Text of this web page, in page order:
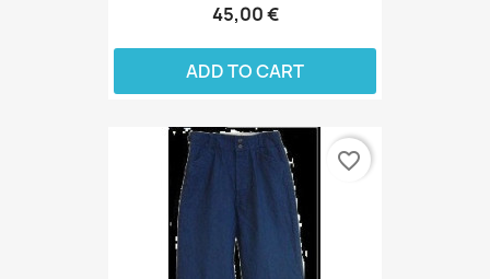
45,00 €
ADD TO CART
favorite_border